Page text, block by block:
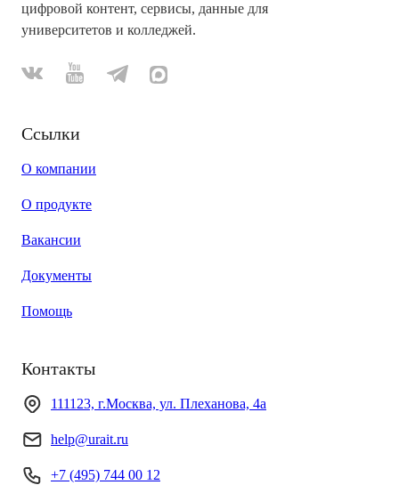
цифровой контент, сервисы, данные для
университетов и колледжей.
Ссылки
О компании
О продукте
Вакансии
Документы
Помощь
Контакты
111123, г.Москва, ул. Плеханова, 4а
help@urait.ru
+7 (495) 744 00 12